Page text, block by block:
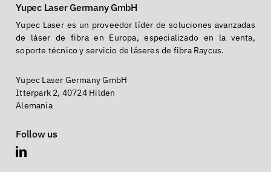
Yupec Laser Germany GmbH
Yupec Laser es un proveedor líder de soluciones avanzadas
de láser de fibra en Europa, especializado en la venta,
soporte técnico y servicio de láseres de fibra Raycus.
Yupec Laser Germany GmbH
Itterpark 2, 40724 Hilden
Alemania
Follow us